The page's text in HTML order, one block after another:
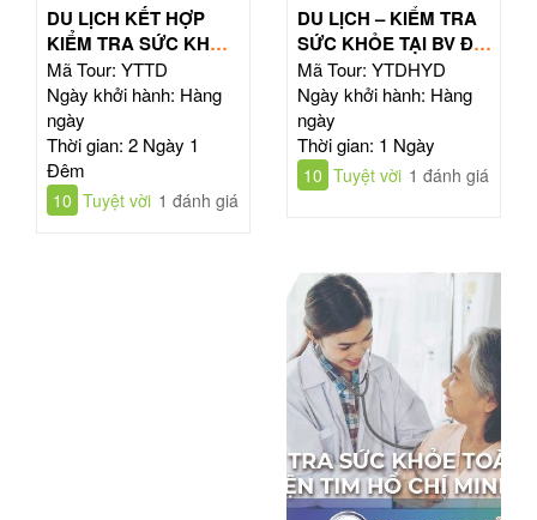
DU LỊCH KẾT HỢP
KIỂM TRA SỨC KHỎE
TOÀN DIỆN
Mã Tour: YTTD
Ngày khởi hành: Hàng
ngày
Thời gian: 2 Ngày 1
Đêm
10 Tuyệt vời 1 đánh giá
DU LỊCH – KIỂM TRA
SỨC KHỎE TẠI BV ĐẠI
HỌC Y DƯỢC TPHCM
Mã Tour: YTDHYD
Ngày khởi hành: Hàng
ngày
Thời gian: 1 Ngày
10 Tuyệt vời 1 đánh giá